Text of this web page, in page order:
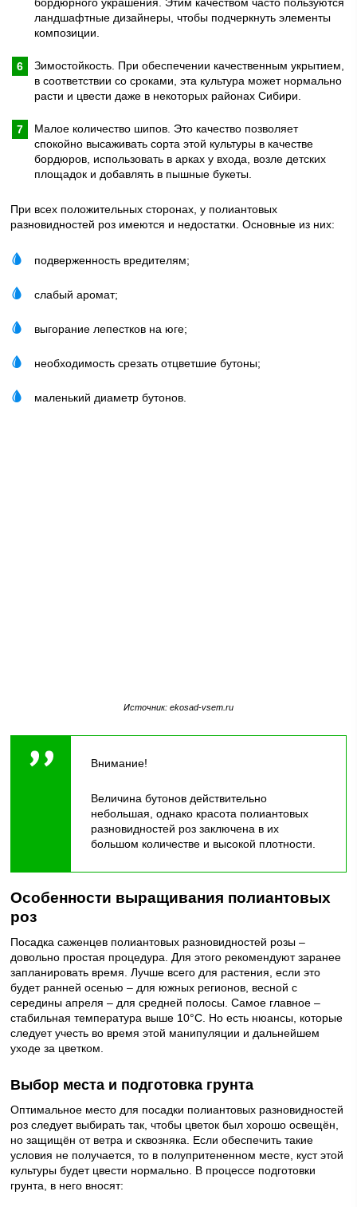
ландшафтные дизайнеры, чтобы подчеркнуть элементы
композиции.
Зимостойкость. При обеспечении качественным укрытием,
в соответствии со сроками, эта культура может нормально
расти и цвести даже в некоторых районах Сибири.
Малое количество шипов. Это качество позволяет
спокойно высаживать сорта этой культуры в качестве
бордюров, использовать в арках у входа, возле детских
площадок и добавлять в пышные букеты.
При всех положительных сторонах, у полиантовых
разновидностей роз имеются и недостатки. Основные из них:
подверженность вредителям;
слабый аромат;
выгорание лепестков на юге;
необходимость срезать отцветшие бутоны;
маленький диаметр бутонов.
Источник: ekosad-vsem.ru
Внимание!
Величина бутонов действительно
небольшая, однако красота полиантовых
разновидностей роз заключена в их
большом количестве и высокой плотности.
Особенности выращивания полиантовых
роз
Посадка саженцев полиантовых разновидностей розы –
довольно простая процедура. Для этого рекомендуют заранее
запланировать время. Лучше всего для растения, если это
будет ранней осенью – для южных регионов, весной с
середины апреля – для средней полосы. Самое главное –
стабильная температура выше 10°C. Но есть нюансы, которые
следует учесть во время этой манипуляции и дальнейшем
уходе за цветком.
Выбор места и подготовка грунта
Оптимальное место для посадки полиантовых разновидностей
роз следует выбирать так, чтобы цветок был хорошо освещён,
но защищён от ветра и сквозняка. Если обеспечить такие
условия не получается, то в полупритененном месте, куст этой
культуры будет цвести нормально. В процессе подготовки
грунта, в него вносят: